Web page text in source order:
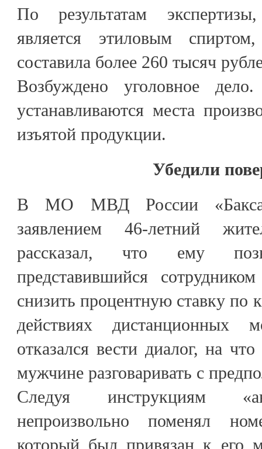
По результатам
является этиловым
составила более 260 тысяч
Возбуждено уголовное
устанавливаются места
изъятой продукции.
Убедили
В МО МВД России
заявлением 46-летний
рассказал, что ему
представившийся
снизить процентную ставку по
действиях дистанционных
отказался вести диалог, на
мужчине разговаривать с
Следуя инструкциям
непроизвольно поменял
который был привязан к его